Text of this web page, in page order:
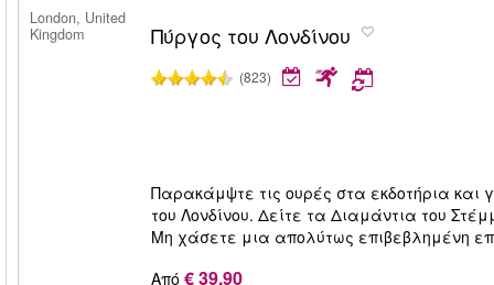
London, United
Kingdom
Πύργος του Λονδίνου
(823)
Παρακάμψτε τις ουρές στα εκδοτήρια και
του Λονδίνου. Δείτε τα Διαμάντια του
Μη χάσετε μια απολύτως επιβεβλημένη
Από € 39.90